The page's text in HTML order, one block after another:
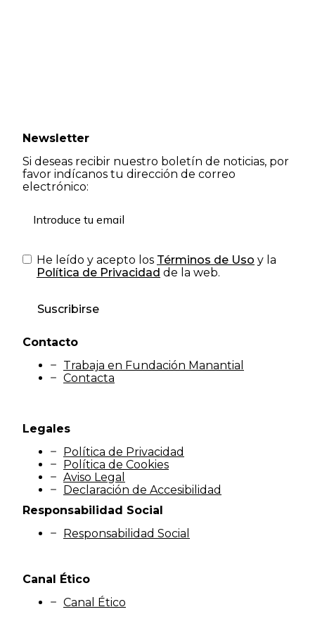
Newsletter
Si deseas recibir nuestro boletín de noticias, por
favor indícanos tu dirección de correo
electrónico:
He leído y acepto los Términos de Uso y la
Política de Privacidad de la web.
Suscribirse
Contacto
Trabaja en Fundación Manantial
Contacta
Legales
Política de Privacidad
Política de Cookies
Aviso Legal
Declaración de Accesibilidad
Responsabilidad Social
Responsabilidad Social
Canal Ético
Canal Ético